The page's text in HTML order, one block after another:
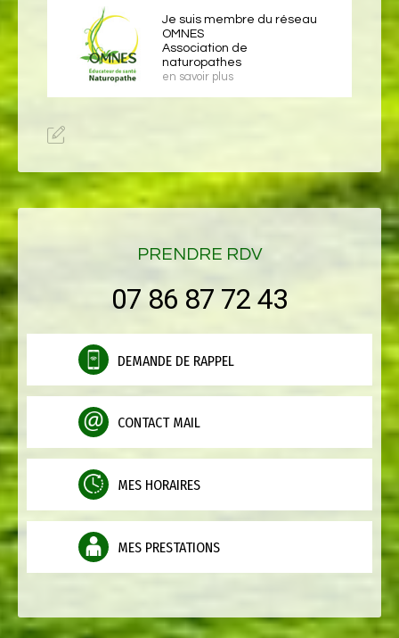
Je suis membre du réseau
OMNES
Association de
naturopathes
en savoir plus
PRENDRE RDV
07 86 87 72 43
DEMANDE DE RAPPEL
CONTACT MAIL
MES HORAIRES
MES PRESTATIONS